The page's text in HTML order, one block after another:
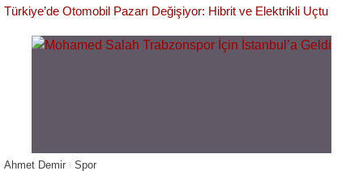
Türkiye’de Otomobil Pazarı Değişiyor: Hibrit ve Elektrikli Uçtu
Ahmet Demir Spor